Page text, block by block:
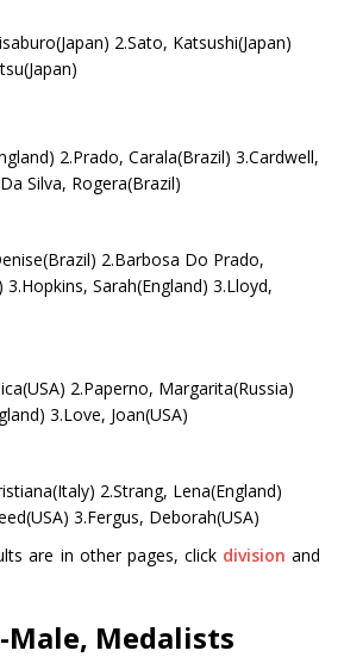
2.Sato, Katsushi(Japan)
2.Prado, Carala(Brazil) 3.Cardwell,
Silva, Rogera(Brazil)
2.Barbosa Do Prado,
Sarah(England) 3.Lloyd,
2.Paperno, Margarita(Russia)
3.Love, Joan(USA)
2.Strang, Lena(England)
3.Fergus, Deborah(USA)
are in other pages, click division and
Male, Medalists